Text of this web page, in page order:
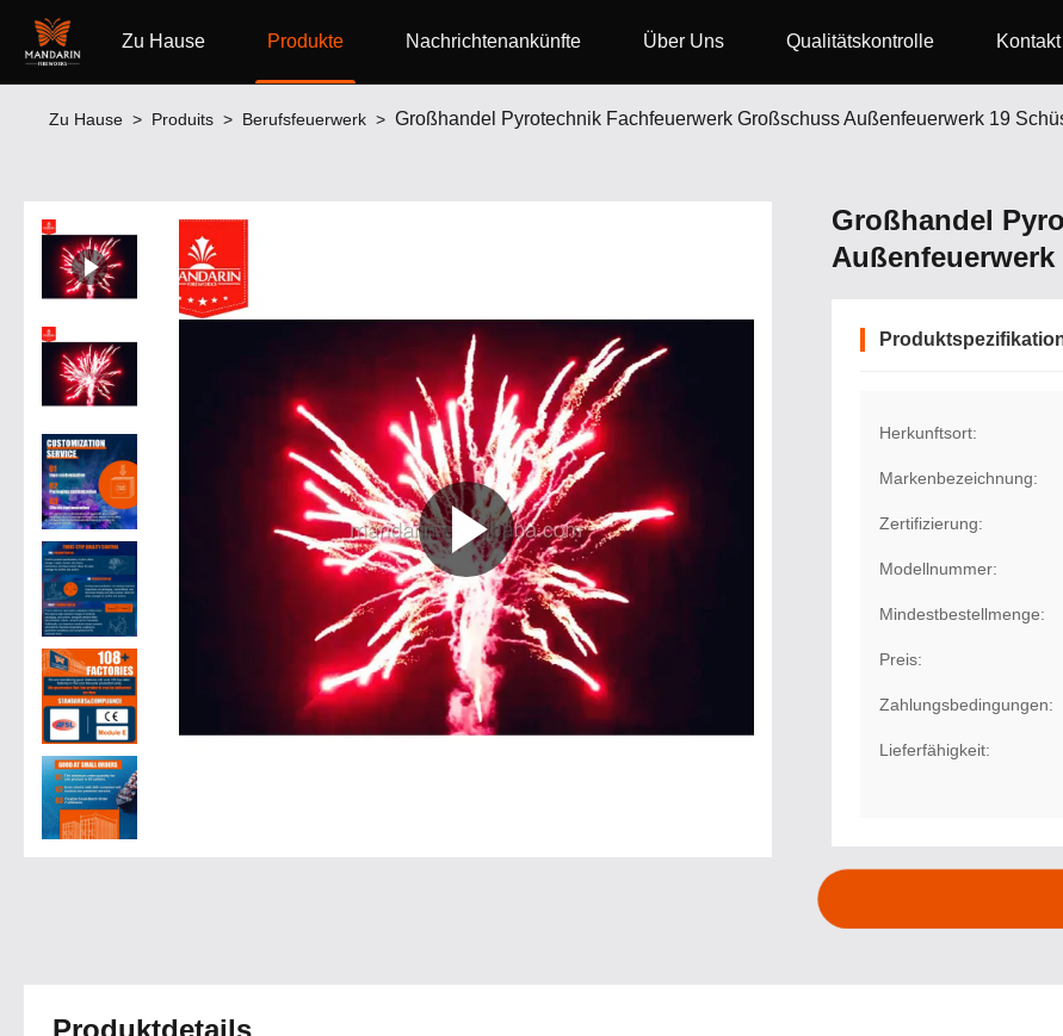
Zu Hause Produkte Nachrichtenankünfte Über Uns Qualitätskontrolle Kontakt
Zu Hause > Produits > Berufsfeuerwerk > Großhandel Pyrotechnik Fachfeuerwerk Großschuss Außenfeuerwerk 19
Großhandel
Herkunftsort:
Markenbezeichnung:
Zertifizierung:
Modellnummer:
Mindestbestellmenge:
Preis:
Zahlungsbedingungen:
Lieferfähigkeit:
Produktdetails